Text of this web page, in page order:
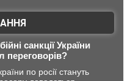
санкції України
переговорів?
по росії стануть